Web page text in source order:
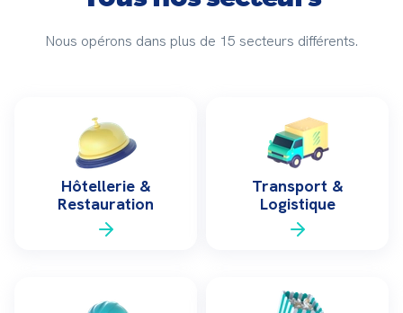
Nous opérons dans plus de 15 secteurs différents.
Hôtellerie &
Restauration
Transport &
Logistique